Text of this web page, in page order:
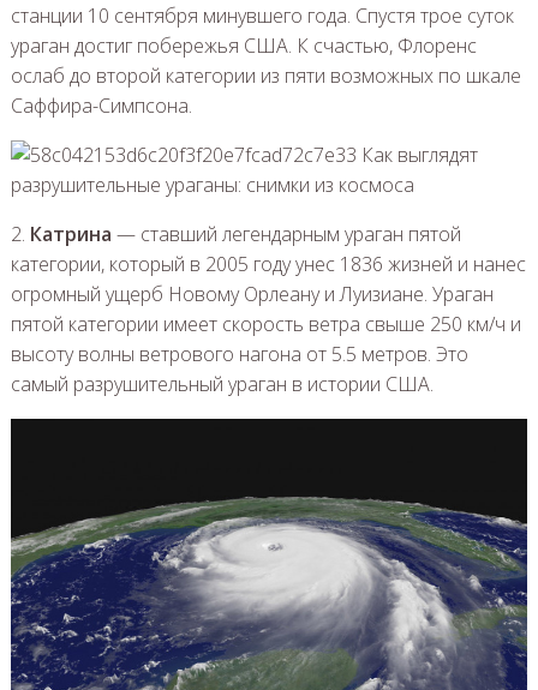
станции 10 сентября минувшего года. Спустя трое суток
ураган достиг побережья США. К счастью, Флоренс
ослаб до второй категории из пяти возможных по шкале
Саффира-Симпсона.
2. Катрина — ставший легендарным ураган пятой
категории, который в 2005 году унес 1836 жизней и нанес
огромный ущерб Новому Орлеану и Луизиане. Ураган
пятой категории имеет скорость ветра свыше 250 км/ч и
высоту волны ветрового нагона от 5.5 метров. Это
самый разрушительный ураган в истории США.